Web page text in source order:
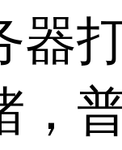
器
，